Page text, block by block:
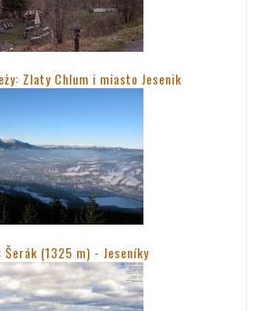
Zlaty Chlum i miasto Jesenik
Šerák (1325 m) - Jeseníky